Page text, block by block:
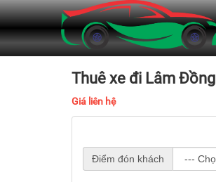
Thuê xe đi Lâm Đồng
Giá liên hệ
Điểm đón khách